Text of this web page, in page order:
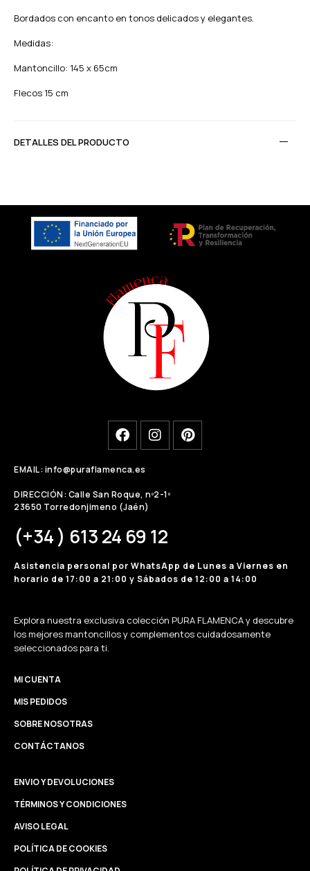
Bordados con encanto en tonos delicados y elegantes.
Medidas:
Mantoncillo: 145 x 65cm
Flecos 15 cm
DETALLES DEL PRODUCTO
EMAIL: info@puraflamenca.es
DIRECCIÓN: Calle San Roque, nº2-1º
23650 Torredonjimeno (Jaén)
(+34 ) 613 24 69 12
Asistencia personal por WhatsApp de Lunes a Viernes en
horario de 17:00 a 21:00 y Sábados de 12:00 a 14:00
Explora nuestra exclusiva colección PURA FLAMENCA y descubre
los mejores mantoncillos y complementos cuidadosamente
seleccionados para ti.
MI CUENTA
MIS PEDIDOS
SOBRE NOSOTRAS
CONTÁCTANOS
ENVIO Y DEVOLUCIONES
TÉRMINOS Y CONDICIONES
AVISO LEGAL
POLÍTICA DE COOKIES